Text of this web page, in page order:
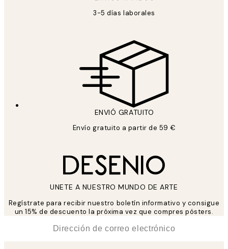
3-5 días laborales
ENVIÓ GRATUITO
Envío gratuito a partir de 59 €
UNETE A NUESTRO MUNDO DE ARTE
Regístrate para recibir nuestro boletín informativo y consigue
un 15% de descuento la próxima vez que compres pósters.